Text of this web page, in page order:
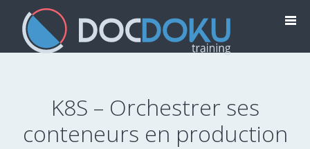
K8S – Orchestrer ses
conteneurs en production